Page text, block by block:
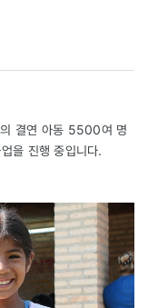
결연 아동 5500여 명
을 진행 중입니다.